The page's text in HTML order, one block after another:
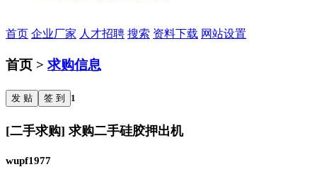
首页 企业厂家 人才招聘 搜索 资料下载 网站设置
首页 > 求购信息
发 贴 签 到 1
[二手求购] 求购二手硅胶押出机
wupf1977